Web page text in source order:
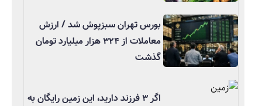
بورس تهران سبزپوش شد / ارزش
معاملات از ۳۲۴ هزار میلیارد تومان
گذشت
اگر ۳ فرزند دارید، این زمین رایگان به